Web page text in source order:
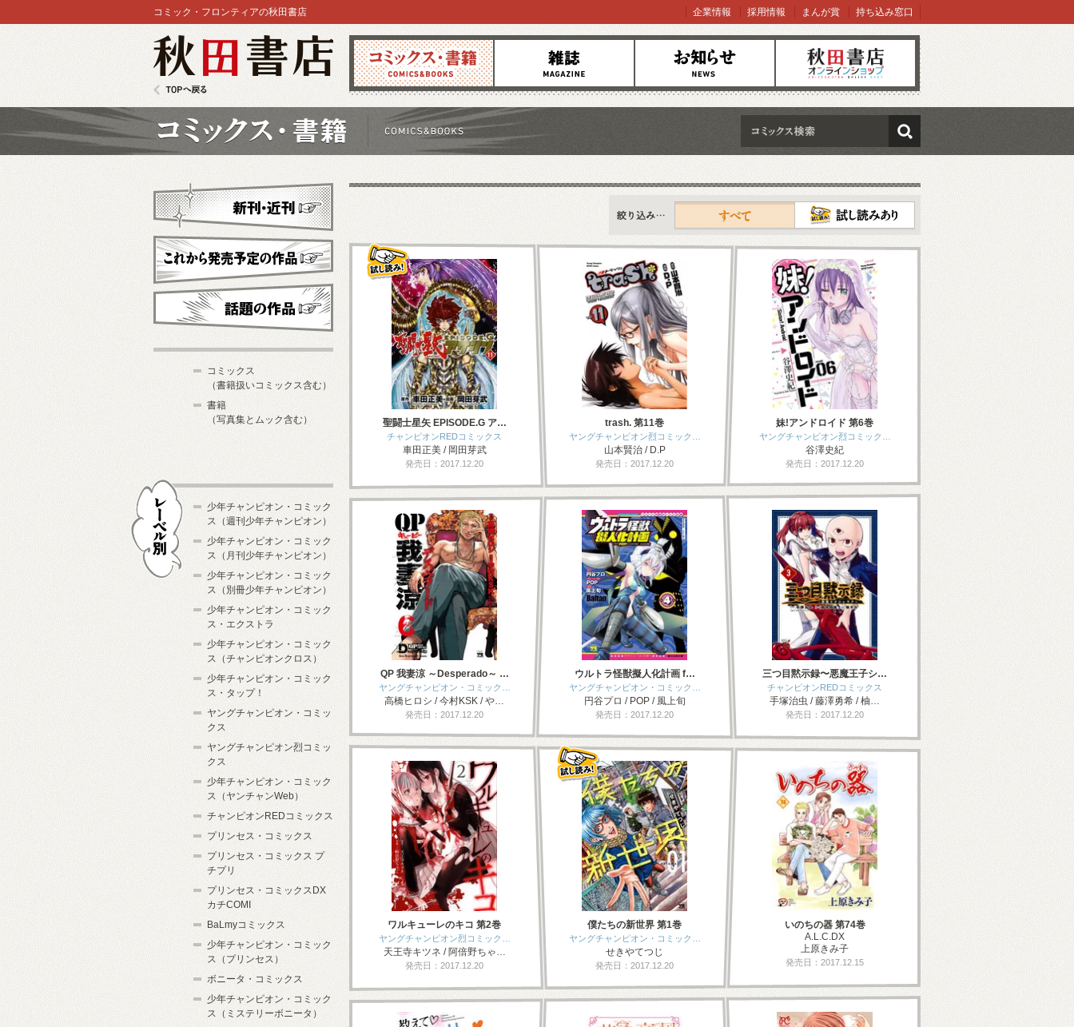
コミックス 雑誌 お知らせ オンラインショップ
コミック・フロンティアの秋田書店 企業情報 採用情報 まんが賞 持ち込み窓口
検索
新刊情報
すべて
聖闘士星矢 EPISODE.G ア…
チャンピオンREDコミックス
車田正美 / 岡田芽武
発売日：2017.12.20
trash. 第11巻
ヤングチャンピオン烈コミック…
山本賢治 / D.P
発売日：2017.12.20
妹!アンドロイド 第6巻
ヤングチャンピオン烈コミック…
谷澤史紀
発売日：2017.12.20
QP 我妻涼 ～Desperado～ …
ヤングチャンピオン・コミック…
高橋ヒロシ / 今村KSK / や…
発売日：2017.12.20
ウルトラ怪獣擬人化計画 f…
ヤングチャンピオン・コミック…
円谷プロ / POP / 風上旬
発売日：2017.12.20
三つ目黙示録〜悪魔王子シ…
チャンピオンREDコミックス
手塚治虫 / 藤澤勇希 / 柚…
発売日：2017.12.20
ワルキューレのキコ 第2巻
ヤングチャンピオン烈コミック…
天王寺キツネ / 阿倍野ちゃ…
発売日：2017.12.20
僕たちの新世界 第1巻
ヤングチャンピオン・コミック…
せきやてつじ
発売日：2017.12.20
いのちの器 第74巻
A.L.C.DX
上原きみ子
発売日：2017.12.15
新刊・近刊
これから発売予定
コミックス
（書籍扱いコミックス含む）
書籍
（写真集とムック含む）
少年チャンピオン・コミック
ス（週刊少年チャンピオン）
少年チャンピオン・コミック
ス（月刊少年チャンピオン）
少年チャンピオン・コミック
ス（別冊少年チャンピオン）
少年チャンピオン・コミック
ス・エクストラ
少年チャンピオン・コミック
ス（チャンピオンクロス）
少年チャンピオン・コミック
ス・タップ！
ヤングチャンピオン・コミッ
クス
ヤングチャンピオン烈コミッ
クス
少年チャンピオン・コミック
ス（ヤンチャンWeb）
チャンピオンREDコミックス
プリンセス・コミックス
プリンセス・コミックス プ
チプリ
プリンセス・コミックスDX
カチCOMI
BaLmyコミックス
少年チャンピオン・コミック
ス（プリンセス）
ボニータ・コミックス
少年チャンピオン・コミック
ス（ミステリーボニータ）